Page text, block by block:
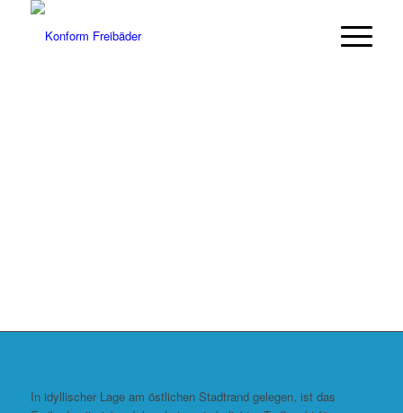
In idyllischer Lage am östlichen Stadtrand gelegen, ist das